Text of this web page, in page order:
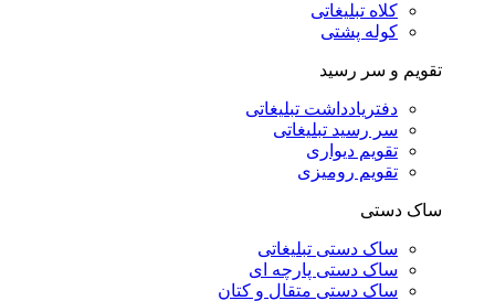
کلاه تبلیغاتی
کوله پشتی
تقویم و سر رسید
دفتریادداشت تبلیغاتی
سر رسید تبلیغاتی
تقویم دیواری
تقویم رومیزی
ساک دستی
ساک دستی تبلیغاتی
ساک دستی پارچه ای
ساک دستی متقال و کتان